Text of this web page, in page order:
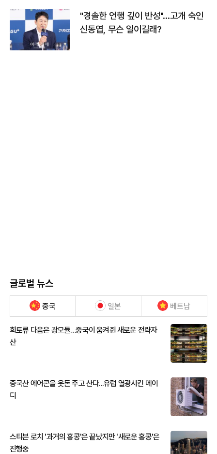
"경솔한 언행 깊이 반성"…고개 숙인
신동엽, 무슨 일이길래?
글로벌 뉴스
중국 일본 베트남
희토류 다음은 광모듈…중국이 움켜쥔 새로운 전략자
산
중국산 에어콘을 웃돈 주고 산다...유럽 열광시킨 메이
디
스티븐 로치 '과거의 홍콩'은 끝났지만 '새로운 홍콩'은
진행중